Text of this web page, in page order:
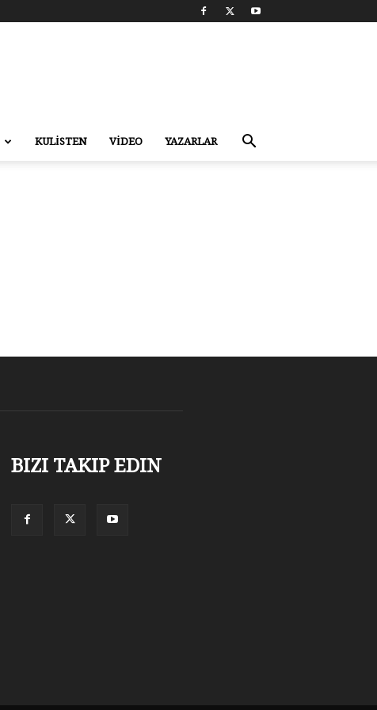
KULİSTEN VİDEO YAZARLAR
BIZI TAKIP EDIN